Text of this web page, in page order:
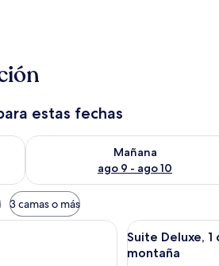
estas fechas
ago 8 - ago 9
Mañana
ago 9 - ago 10
Consulta la disponibilidad para
3 camas o más
con literas, un escritorio y un armario.
Abrir
todas
4
Suite Deluxe, 1
montaña